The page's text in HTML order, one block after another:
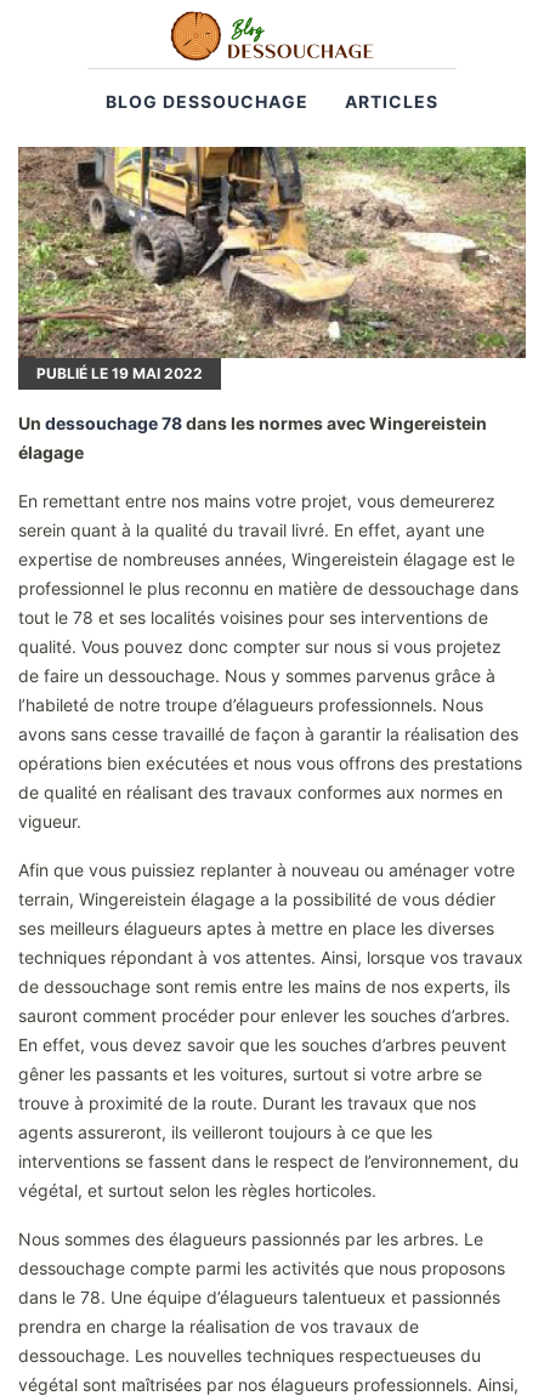
BLOG DESSOUCHAGE ARTICLES
PUBLIÉ LE 19 MAI 2022
Un dessouchage 78dans les normes avec Wingereistein
élagage
En remettant entre nos mains votre projet, vous demeurerez
serein quant à la qualité du travail livré. En effet, ayant une
expertise de nombreuses années, Wingereistein élagage est le
professionnel le plus reconnu en matière de dessouchage dans
tout le 78 et ses localités voisines pour ses interventions de
qualité. Vous pouvez donc compter sur nous si vous projetez
de faire un dessouchage. Nous y sommes parvenus grâce à
l’habileté de notre troupe d’élagueurs professionnels. Nous
avons sans cesse travaillé de façon à garantir la réalisation des
opérations bien exécutées et nous vous offrons des prestations
de qualité en réalisant des travaux conformes aux normes en
vigueur.
Afin que vous puissiez replanter à nouveau ou aménager votre
terrain, Wingereistein élagage a la possibilité de vous dédier
ses meilleurs élagueurs aptes à mettre en place les diverses
techniques répondant à vos attentes. Ainsi, lorsque vos travaux
de dessouchage sont remis entre les mains de nos experts, ils
sauront comment procéder pour enlever les souches d’arbres.
En effet, vous devez savoir que les souches d’arbres peuvent
gêner les passants et les voitures, surtout si votre arbre se
trouve à proximité de la route. Durant les travaux que nos
agents assureront, ils veilleront toujours à ce que les
interventions se fassent dans le respect de l’environnement, du
végétal, et surtout selon les règles horticoles.
Nous sommes des élagueurs passionnés par les arbres. Le
dessouchage compte parmi les activités que nous proposons
dans le 78. Une équipe d’élagueurs talentueux et passionnés
prendra en charge la réalisation de vos travaux de
dessouchage. Les nouvelles techniques respectueuses du
végétal sont maîtrisées par nos élagueurs professionnels. Ainsi,